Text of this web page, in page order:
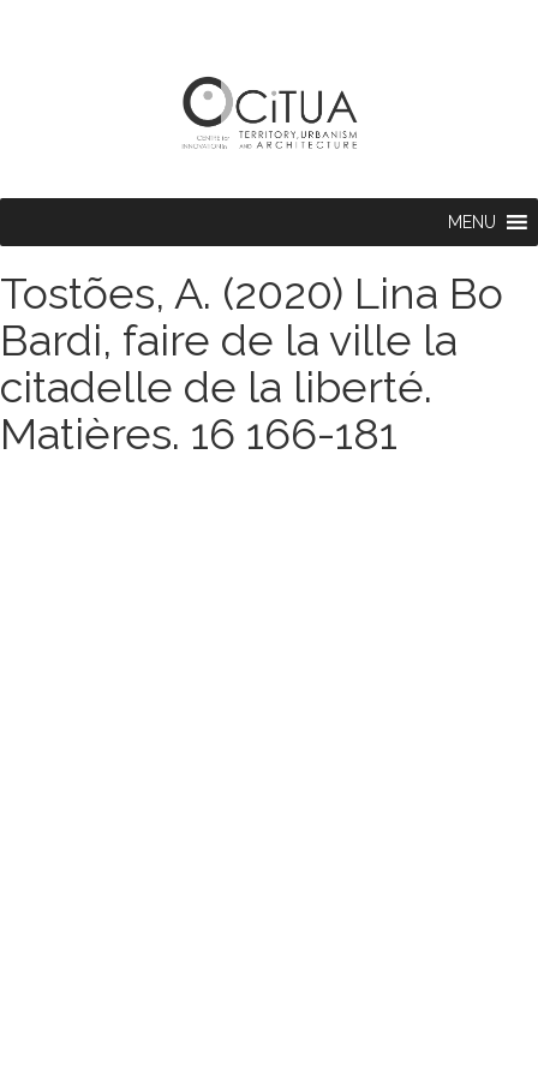
MENU
Tostões, A. (2020) Lina Bo
Bardi, faire de la ville la
citadelle de la liberté.
Matières. 16 166-181